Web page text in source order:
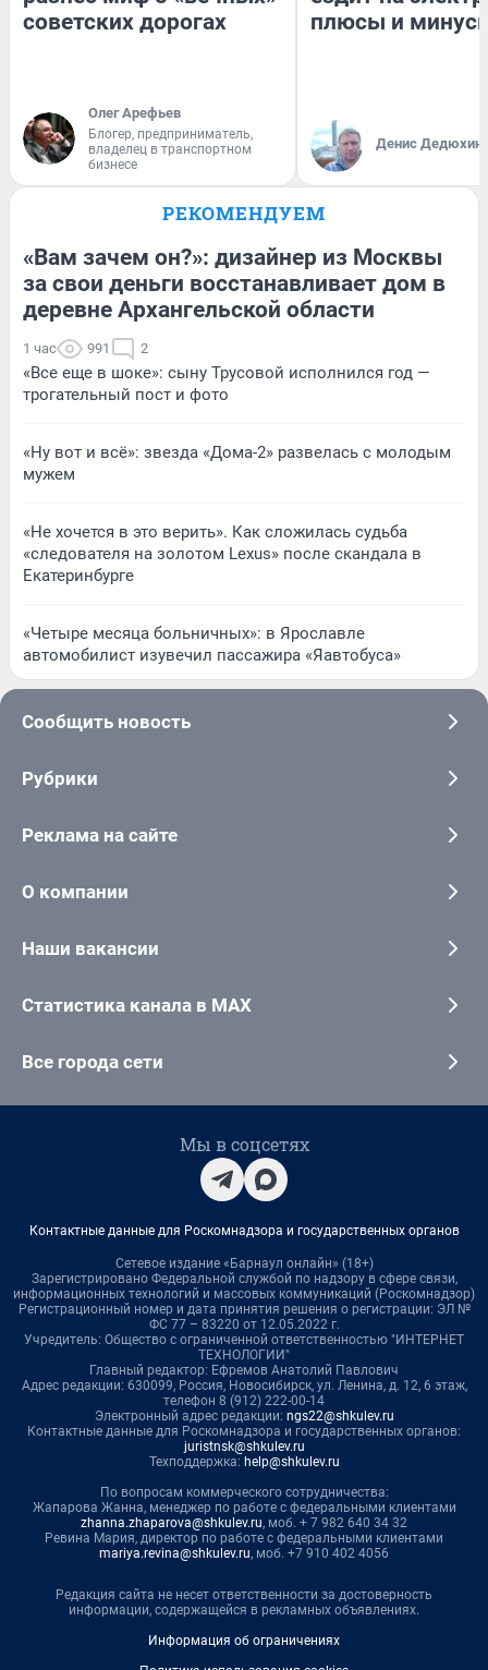
советских дорогах
Олег Арефьев
Блогер, предприниматель,
владелец в транспортном
бизнесе
плюсы и
Денис Дедюхин
РЕКОМЕНДУЕМ
«Вам зачем он?»: дизайнер из Москвы
за свои деньги восстанавливает дом в
деревне Архангельской области
1 час 991 2
«Все еще в шоке»: сыну Трусовой исполнился год —
трогательный пост и фото
«Ну вот и всё»: звезда «Дома-2» развелась с молодым
мужем
«Не хочется в это верить». Как сложилась судьба
«следователя на золотом Lexus» после скандала в
Екатеринбурге
«Четыре месяца больничных»: в Ярославле
автомобилист изувечил пассажира «Яавтобуса»
Сообщить новость
Рубрики
Реклама на сайте
О компании
Наши вакансии
Статистика канала в MAX
Все города сети
Мы в соцсетях
Контактные данные для Роскомнадзора и государственных органов
Сетевое издание «Барнаул онлайн» (18+)
Зарегистрировано Федеральной службой по надзору в сфере связи,
информационных технологий и массовых коммуникаций (Роскомнадзор)
Регистрационный номер и дата принятия решения о регистрации: ЭЛ №
ФС 77 – 83220 от 12.05.2022 г.
Учредитель: Общество с ограниченной ответственностью "ИНТЕРНЕТ
ТЕХНОЛОГИИ"
Главный редактор: Ефремов Анатолий Павлович
Адрес редакции: 630099, Россия, Новосибирск, ул. Ленина, д. 12, 6 этаж,
телефон 8 (912) 222-00-14
Электронный адрес редакции: ngs22@shkulev.ru
Контактные данные для Роскомнадзора и государственных органов:
juristnsk@shkulev.ru
Техподдержка: help@shkulev.ru
По вопросам коммерческого сотрудничества:
Жапарова Жанна, менеджер по работе с федеральными клиентами
zhanna.zhaparova@shkulev.ru, моб. + 7 982 640 34 32
Ревина Мария, директор по работе с федеральными клиентами
mariya.revina@shkulev.ru, моб. +7 910 402 4056
Редакция сайта не несет ответственности за достоверность
информации, содержащейся в рекламных объявлениях.
Информация об ограничениях